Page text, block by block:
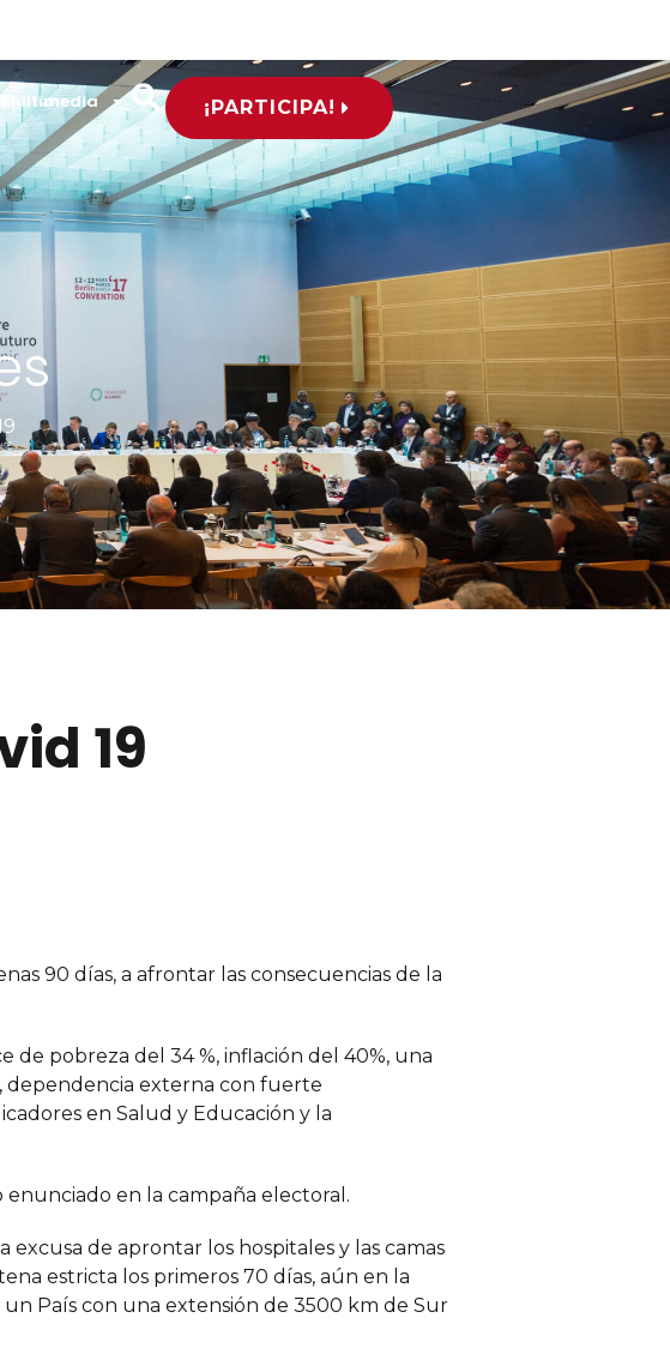
Multimedia ¡PARTICIPA!
19
90 días, a afrontar las consecuencias de la
pobreza del 34 %, inflación del 40%, una
dependencia externa con fuerte
en Salud y Educación y la
en la campaña electoral.
excusa de aprontar los hospitales y las camas
estricta los primeros 70 días, aún en la
País con una extensión de 3500 km de Sur